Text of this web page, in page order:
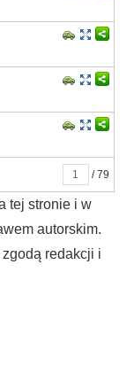
/ 79
tej stronie i w
autorskim.
redakcji i